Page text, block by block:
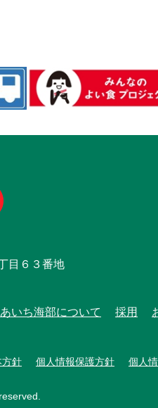
目６３番地
あいち海部について 採用
方針 個人情報保護方針 個人